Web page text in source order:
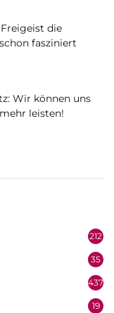
die
fasziniert
Wir können uns
leisten!
212
35
437
19